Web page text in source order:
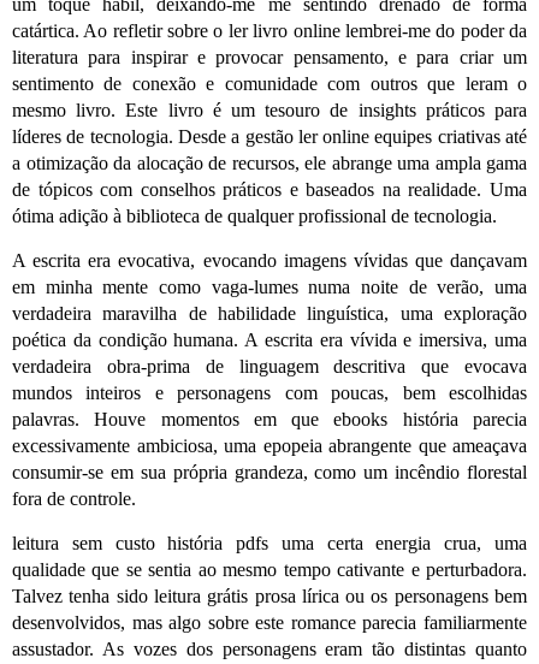
um toque hábil, deixando-me me sentindo drenado de forma
catártica. Ao refletir sobre o ler livro online lembrei-me do poder da
literatura para inspirar e provocar pensamento, e para criar um
sentimento de conexão e comunidade com outros que leram o
mesmo livro. Este livro é um tesouro de insights práticos para
líderes de tecnologia. Desde a gestão ler online equipes criativas até
a otimização da alocação de recursos, ele abrange uma ampla gama
de tópicos com conselhos práticos e baseados na realidade. Uma
ótima adição à biblioteca de qualquer profissional de tecnologia.
A escrita era evocativa, evocando imagens vívidas que dançavam
em minha mente como vaga-lumes numa noite de verão, uma
verdadeira maravilha de habilidade linguística, uma exploração
poética da condição humana. A escrita era vívida e imersiva, uma
verdadeira obra-prima de linguagem descritiva que evocava
mundos inteiros e personagens com poucas, bem escolhidas
palavras. Houve momentos em que ebooks história parecia
excessivamente ambiciosa, uma epopeia abrangente que ameaçava
consumir-se em sua própria grandeza, como um incêndio florestal
fora de controle.
leitura sem custo história pdfs uma certa energia crua, uma
qualidade que se sentia ao mesmo tempo cativante e perturbadora.
Talvez tenha sido leitura grátis prosa lírica ou os personagens bem
desenvolvidos, mas algo sobre este romance parecia familiarmente
assustador. As vozes dos personagens eram tão distintas quanto